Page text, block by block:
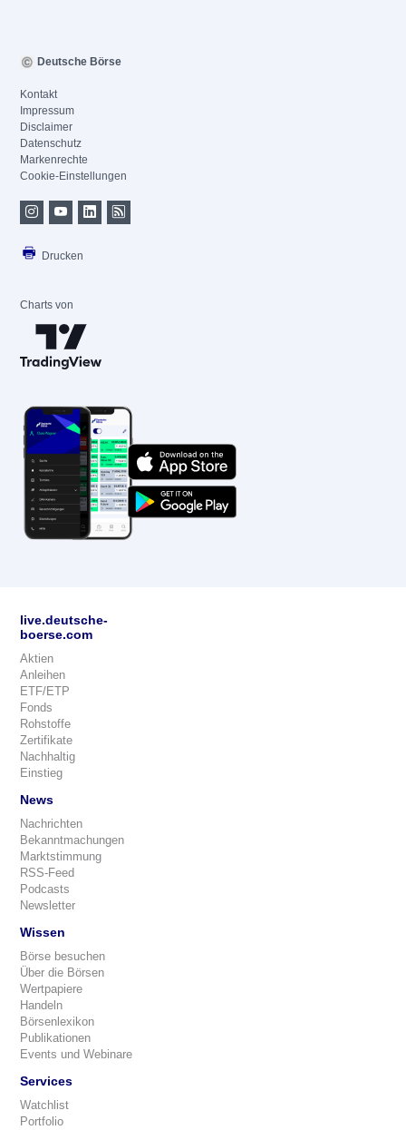
Deutsche Börse
Kontakt
Impressum
Disclaimer
Datenschutz
Markenrechte
Cookie-Einstellungen
Drucken
Charts von
live.deutsche-
boerse.com
Aktien
Anleihen
ETF/ETP
Fonds
Rohstoffe
Zertifikate
Nachhaltig
Einstieg
News
Nachrichten
Bekanntmachungen
Marktstimmung
RSS-Feed
Podcasts
Newsletter
Wissen
Börse besuchen
Über die Börsen
Wertpapiere
Handeln
Börsenlexikon
Publikationen
Events und Webinare
Services
Watchlist
Portfolio